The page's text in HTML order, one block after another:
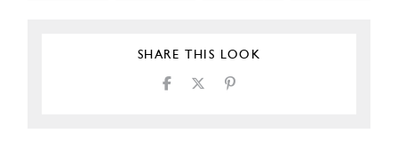
SHARE THIS LOOK